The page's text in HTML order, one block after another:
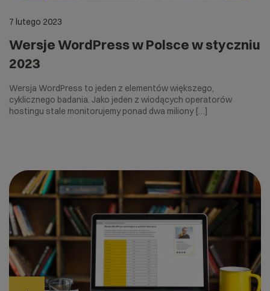
7 lutego 2023
Wersje WordPress w Polsce w styczniu
2023
Wersja WordPress to jeden z elementów większego,
cyklicznego badania. Jako jeden z wiodących operatorów
hostingu stale monitorujemy ponad dwa miliony […]